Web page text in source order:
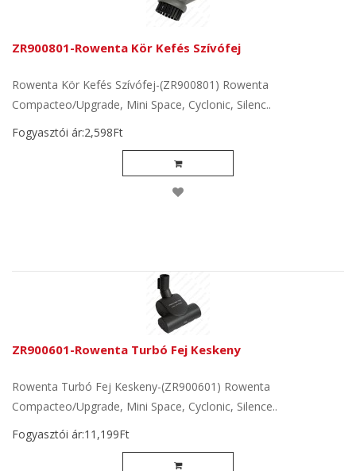
ZR900801-Rowenta Kör Kefés Szívófej
Rowenta Kör Kefés Szívófej-(ZR900801) Rowenta
Compacteo/Upgrade, Mini Space, Cyclonic, Silenc..
Fogyasztói ár:2,598Ft
ZR900601-Rowenta Turbó Fej Keskeny
Rowenta Turbó Fej Keskeny-(ZR900601) Rowenta
Compacteo/Upgrade, Mini Space, Cyclonic, Silence..
Fogyasztói ár:11,199Ft